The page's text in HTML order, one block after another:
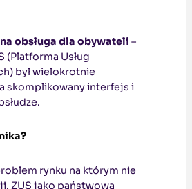
obsługa dla obywateli –
(Platforma Usług
był wielokrotnie
skomplikowany interfejs i
rynku na którym nie
ZUS jako państwowa